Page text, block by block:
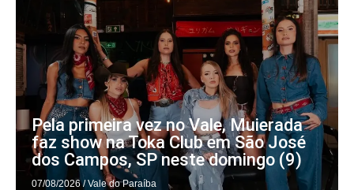
Pela primeira vez no Vale, Muierada
faz show na Toka Club em São José
dos Campos, SP neste domingo (9)
07/08/2026 / Vale do Paraíba